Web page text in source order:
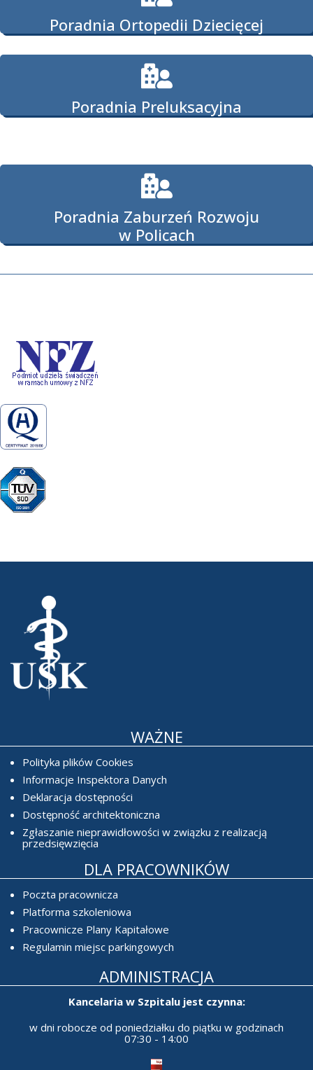
Poradnia Ortopedii Dziecięcej
Poradnia Preluksacyjna
Poradnia Zaburzeń Rozwoju
w Policach
WAŻNE
Polityka plików Cookies
Informacje Inspektora Danych
Deklaracja dostępności
Dostępność architektoniczna
Zgłaszanie nieprawidłowości w związku z realizacją
przedsięwzięcia
DLA PRACOWNIKÓW
Poczta pracownicza
Platforma szkoleniowa
Pracownicze Plany Kapitałowe
Regulamin miejsc parkingowych
ADMINISTRACJA
Kancelaria w Szpitalu jest czynna:
w dni robocze od poniedziałku do piątku w godzinach
07:30 - 14:00